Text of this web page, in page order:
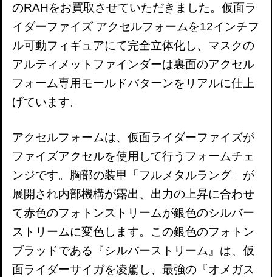
のRAHをお買取させていただきました。仮面ラ
イダーファイズ アクセルフォームを12インチフ
ル可動フィギュアにて完全立体化し、マスクの
アルティメットファインダーは裏面のアクセル
フォーム専用モールドパターンをリアルに仕上
げています。
アクセルフォームは、仮面ライダーファイズが
ファイズアクセルを使用して行うフォームチェ
ンジです。胸部の装甲「フルメタルラング」が
展開され内部機構が露出、出力の上昇に合わせ
て赤色のフォトンストリームが銀色のシルバー
ストリームに変色します。この銀色のフォトン
ブラッドである『シルバーストリーム』は、仮
面ライダーサイガを凌駕し、最強の『オメガス